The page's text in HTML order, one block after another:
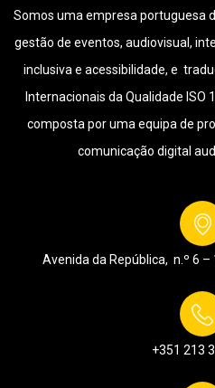
Somos uma empresa portuguesa
gestão de eventos, audiovisual,
inclusiva e acessibilidade, e
Internacionais da Qualidade ISO
composta por uma equipa de
comunicação digital
Avenida da República, n.º 6 –
+351 213